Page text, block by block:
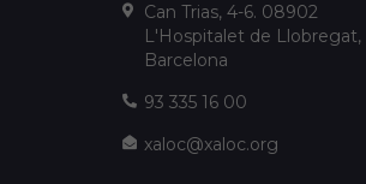
Can Trias, 4-6. 08902
L'Hospitalet de Llobregat,
Barcelona
93 335 16 00
xaloc@xaloc.org